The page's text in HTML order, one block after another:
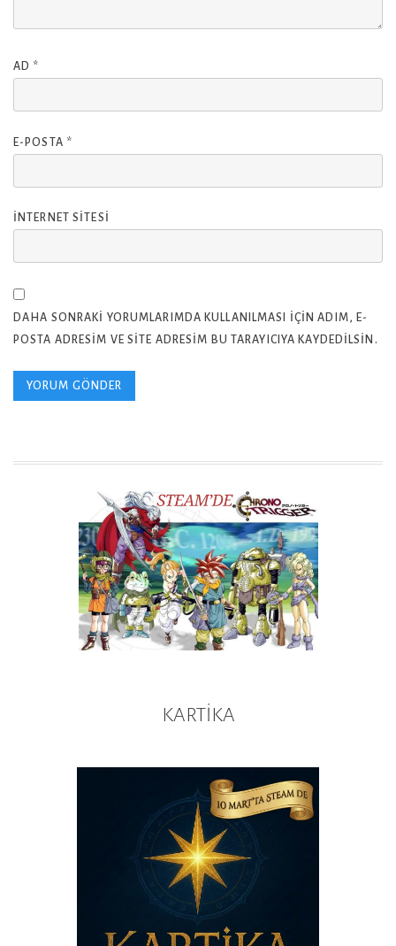
AD *
E-POSTA *
İNTERNET SITESI
DAHA SONRAKI YORUMLARIMDA KULLANILMASI IÇIN ADIM, E-
POSTA ADRESIM VE SITE ADRESIM BU TARAYICIYA KAYDEDILSIN.
KARTİKA